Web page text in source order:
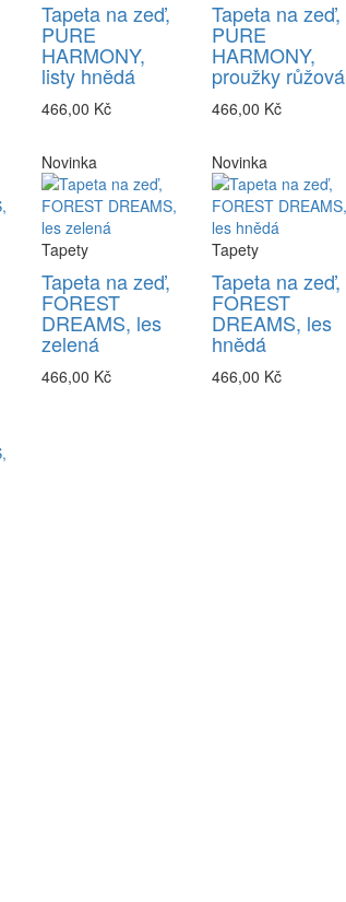
Tapeta na zeď,
PURE
HARMONY,
listy hnědá
466,00 Kč
Tapeta na zeď,
PURE
HARMONY,
proužky růžová
466,00 Kč
Novinka
Tapety
Tapeta na zeď,
FOREST
DREAMS, les
zelená
466,00 Kč
Novinka
Tapety
Tapeta na zeď,
FOREST
DREAMS, les
hnědá
466,00 Kč